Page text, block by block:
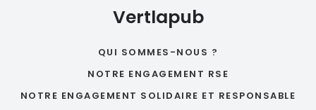
Vertlapub
QUI SOMMES-NOUS ?
NOTRE ENGAGEMENT RSE
NOTRE ENGAGEMENT SOLIDAIRE ET RESPONSABLE